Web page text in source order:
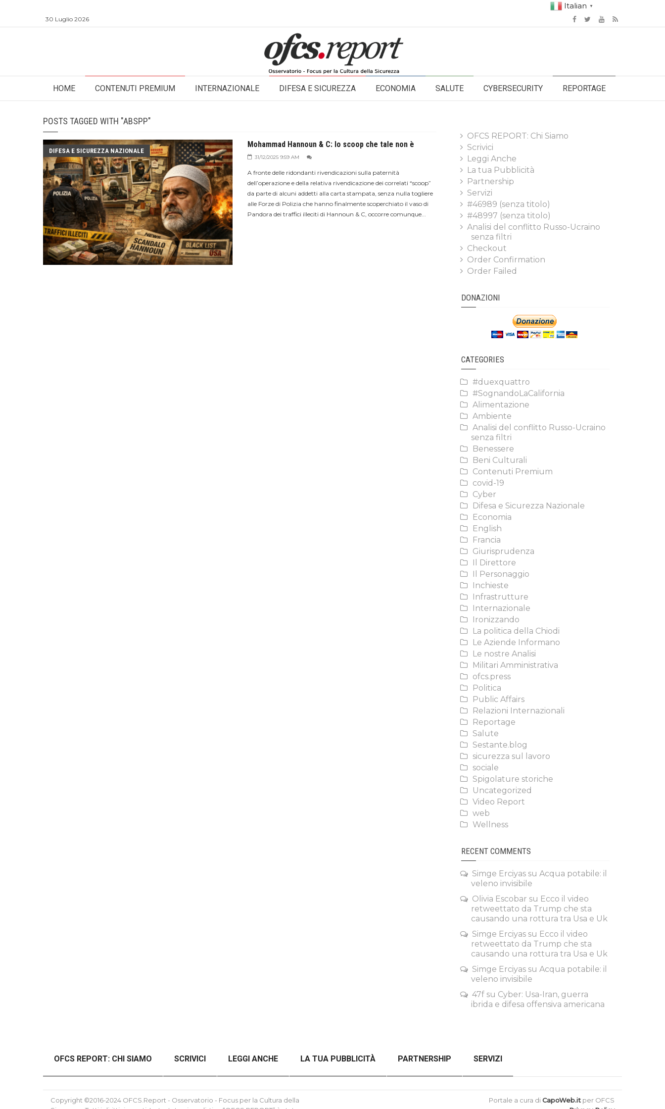
Italian ▼
30 Luglio 2026
HOME CONTENUTI PREMIUM INTERNAZIONALE DIFESA E SICUREZZA ECONOMIA SALUTE CYBERSECURITY REPORTAGE
POSTS TAGGED WITH "ABSPP"
DIFESA E SICUREZZA NAZIONALE
Mohammad Hannoun & C: lo scoop che tale non è
31/12/2025 9:59 AM
A fronte delle ridondanti rivendicazioni sulla paternità
dell’operazione e della relativa rivendicazione dei correlati “scoop”
da parte di alcuni addetti alla carta stampata, senza nulla togliere
alle Forze di Polizia che hanno finalmente scoperchiato il vaso di
Pandora dei traffici illeciti di Hannoun & C, occorre comunque...
OFCS REPORT: Chi Siamo
Scrivici
Leggi Anche
La tua Pubblicità
Partnership
Servizi
#46989 (senza titolo)
#48997 (senza titolo)
Analisi del conflitto Russo-Ucraino
senza filtri
Checkout
Order Confirmation
Order Failed
DONAZIONI
CATEGORIES
#duexquattro
#SognandoLaCalifornia
Alimentazione
Ambiente
Analisi del conflitto Russo-Ucraino
senza filtri
Benessere
Beni Culturali
Contenuti Premium
covid-19
Cyber
Difesa e Sicurezza Nazionale
Economia
English
Francia
Giurisprudenza
Il Direttore
Il Personaggio
Inchieste
Infrastrutture
Internazionale
Ironizzando
La politica della Chiodi
Le Aziende Informano
Le nostre Analisi
Militari Amministrativa
ofcs.press
Politica
Public Affairs
Relazioni Internazionali
Reportage
Salute
Sestante.blog
sicurezza sul lavoro
sociale
Spigolature storiche
Uncategorized
Video Report
web
Wellness
RECENT COMMENTS
Simge Erciyas su Acqua potabile: il
veleno invisibile
Olivia Escobar su Ecco il video
retweettato da Trump che sta
causando una rottura tra Usa e Uk
Simge Erciyas su Ecco il video
retweettato da Trump che sta
causando una rottura tra Usa e Uk
Simge Erciyas su Acqua potabile: il
veleno invisibile
47f su Cyber: Usa-Iran, guerra
ibrida e difesa offensiva americana
OFCS REPORT: CHI SIAMO SCRIVICI LEGGI ANCHE LA TUA PUBBLICITÀ PARTNERSHIP SERVIZI
#46989 (SENZA TITOLO) #48997 (SENZA TITOLO) ANALISI DEL CONFLITTO RUSSO-UCRAINO SENZA FILTRI CHECKOUT
Copyright ©2016-2024 OFCS.Report - Osservatorio - Focus per la Cultura della
Portale a cura diCapoWeb.it per OFCS